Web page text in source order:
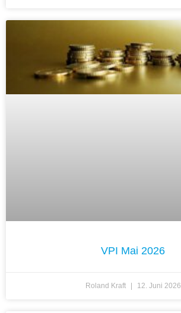
VPI Mai 2026
Roland Kraft 12. Juni 2026